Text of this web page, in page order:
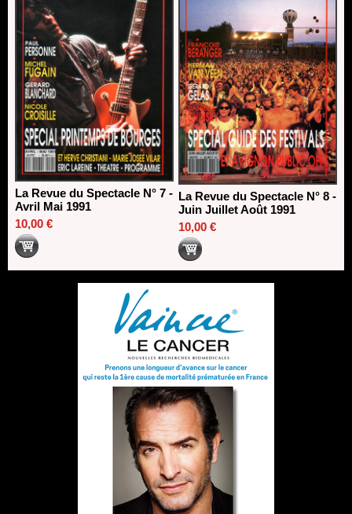
La Revue du Spectacle N° 7 -
Avril Mai 1991
10,00 €
La Revue du Spectacle N° 8 -
Juin Juillet Août 1991
10,00 €